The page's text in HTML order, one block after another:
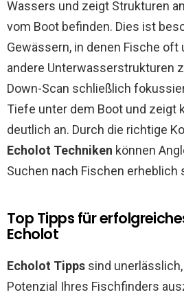
Wassers und zeigt Strukturen
vom Boot befinden. Dies ist
Gewässern, in denen Fische oft
andere Unterwasserstrukturen
Down-Scan schließlich
Tiefe unter dem Boot und zeigt
deutlich an. Durch die richtige
Echolot Techniken können
Suchen nach Fischen erheblich
Top Tipps für
Echolot
Echolot Tipps sind
Potenzial Ihres Fischfinders